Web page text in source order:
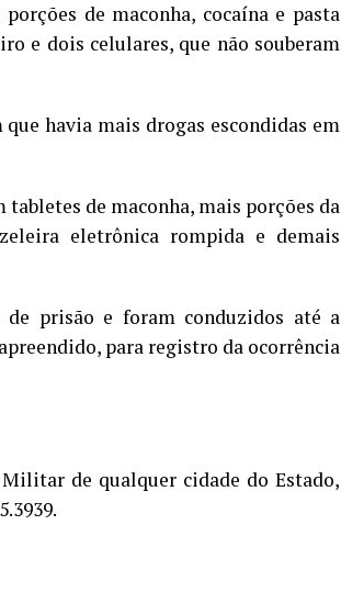
de maconha, cocaína e pasta
e dois celulares, que não souberam
havia mais drogas escondidas em
de maconha, mais porções da
eletrônica rompida e demais
prisão e foram conduzidos até a
para registro da ocorrência
de qualquer cidade do Estado,